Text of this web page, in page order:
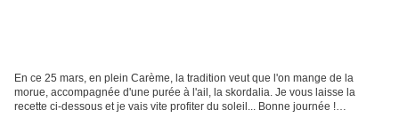
En ce 25 mars, en plein Carème, la tradition veut que l'on mange de la
morue, accompagnée d'une purée à l'ail, la skordalia. Je vous laisse la
recette ci-dessous et je vais vite profiter du soleil... Bonne journée !